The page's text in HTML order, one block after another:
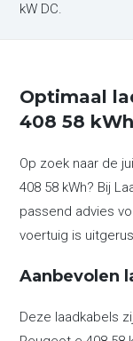
kW DC.
Optimaal
408 58 kWh
Op zoek naar de
408 58 kWh? Bij
passend advies
voertuig is
Aanbevolen
Deze laadkabels